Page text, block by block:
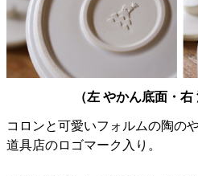
（左 やかん底面・右
コロンと可愛いフォルムの陶の
道具店のロゴマーク入り。